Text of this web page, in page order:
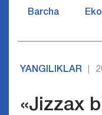
Barcha
YANGILIKLAR
«Jizzax